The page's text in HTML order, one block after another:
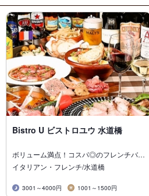
Bistro U ビストロユウ 水道橋
ボリューム満点！コスパ◎のフレンチバ…
イタリアン・フレンチ/水道橋
3001～4000円 1001～1500円